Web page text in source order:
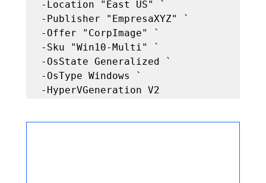
-Location "East US" `
-Publisher "EmpresaXYZ" `
-Offer "CorpImage" `
-Sku "Win10-Multi" `
-OsState Generalized `
-OsType Windows `
-HyperVGeneration V2